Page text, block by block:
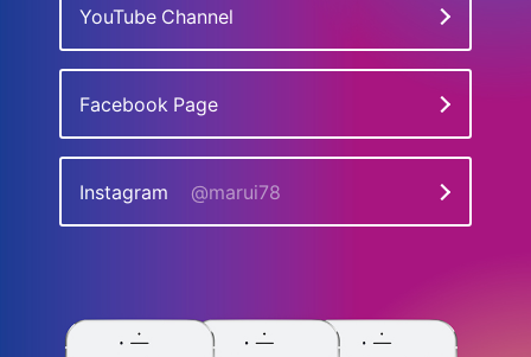
YouTube Channel
Facebook Page
Instagram @marui78